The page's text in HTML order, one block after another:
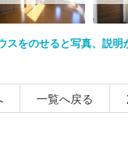
スをのせると写真、説明
一覧へ戻る